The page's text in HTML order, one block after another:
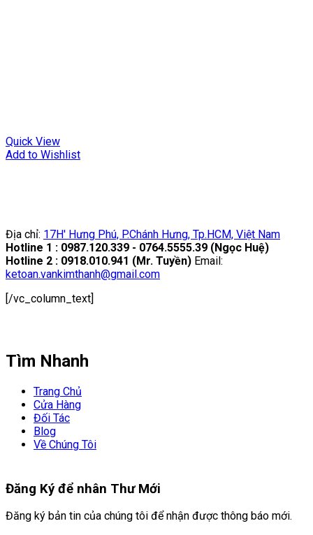
Quick View
Add to Wishlist
Địa chỉ: 17H' Hưng Phú, P.Chánh Hưng, Tp.HCM, Việt Nam
Hotline 1 : 0987.120.339 - 0764.5555.39 (Ngọc Huệ)
Hotline 2 : 0918.010.941 (Mr. Tuyền) Email:
ketoan.vankimthanh@gmail.com
[/vc_column_text]
Tìm Nhanh
Trang Chủ
Cửa Hàng
Đối Tác
Blog
Về Chúng Tôi
Đăng Ký để nhân Thư Mới
Đăng ký bản tin của chúng tôi để nhận được thông báo mới.